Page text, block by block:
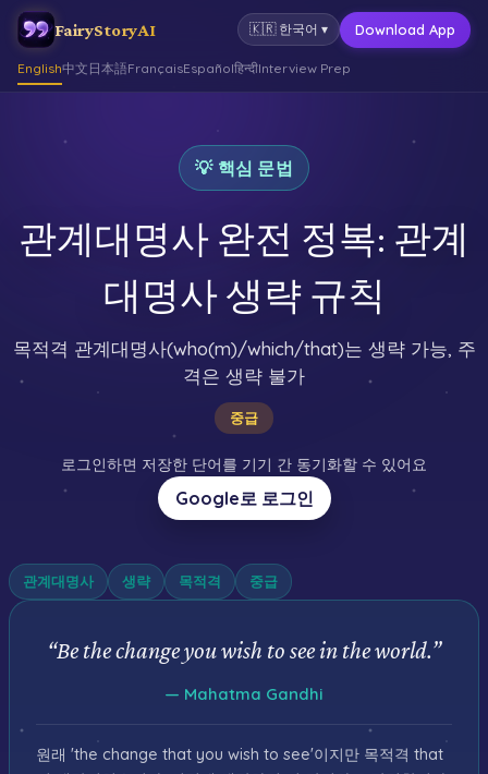
FairyStoryAI 🇰🇷 한국어 ▾ Download App
English中文 日本語FrançaisEspañolहिन्दीInterview Prep
💡 핵심 문법
관계대명사 완전 정복: 관계
대명사 생략 규칙
목적격 관계대명사(who(m)/which/that)는 생략 가능, 주
격은 생략 불가
중급
로그인하면 저장한 단어를 기기 간 동기화할 수 있어요
Google로 로그인
관계대명사 생략 목적격 중급
“Be the change you wish to see in the world.”
— Mahatma Gandhi
원래 'the change that you wish to see'이지만 목적격 that